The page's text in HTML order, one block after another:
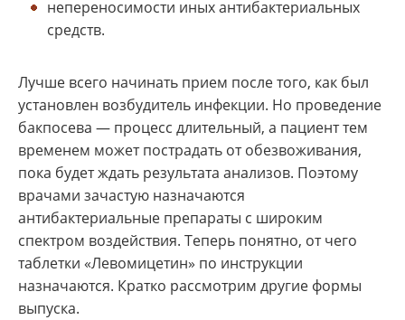
непереносимости иных антибактериальных
средств.
Лучше всего начинать прием после того, как был
установлен возбудитель инфекции. Но проведение
бакпосева — процесс длительный, а пациент тем
временем может пострадать от обезвоживания,
пока будет ждать результата анализов. Поэтому
врачами зачастую назначаются
антибактериальные препараты с широким
спектром воздействия. Теперь понятно, от чего
таблетки «Левомицетин» по инструкции
назначаются. Кратко рассмотрим другие формы
выпуска.